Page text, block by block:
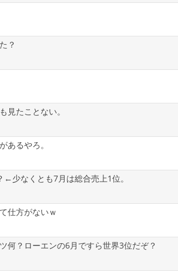
？
見たことない。
あるやろ。
←少なくとも7月は総合売上1位。
仕方がないｗ
何？ローエンの6月ですら世界3位だぞ？